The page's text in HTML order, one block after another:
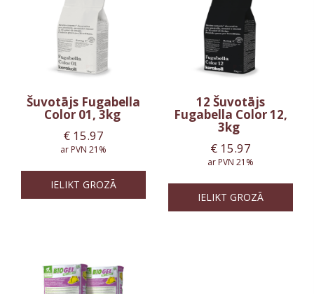
Šuvotājs Fugabella
Color 01, 3kg
€ 15.97
ar PVN 21%
IELIKT GROZĀ
12 Šuvotājs
Fugabella Color 12,
3kg
€15.97
ar PVN 21%
IELIKT GROZĀ